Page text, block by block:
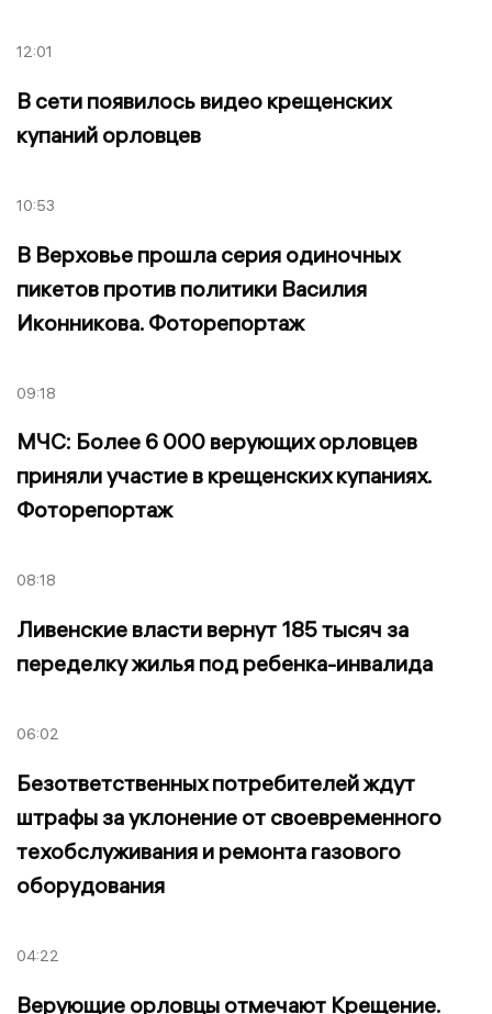
12:01
В сети появилось видео крещенских
купаний орловцев
10:53
В Верховье прошла серия одиночных
пикетов против политики Василия
Иконникова. Фоторепортаж
09:18
МЧС: Более 6 000 верующих орловцев
приняли участие в крещенских купаниях.
Фоторепортаж
08:18
Ливенские власти вернут 185 тысяч за
переделку жилья под ребенка-инвалида
06:02
Безответственных потребителей ждут
штрафы за уклонение от своевременного
техобслуживания и ремонта газового
оборудования
04:22
Верующие орловцы отмечают Крещение.